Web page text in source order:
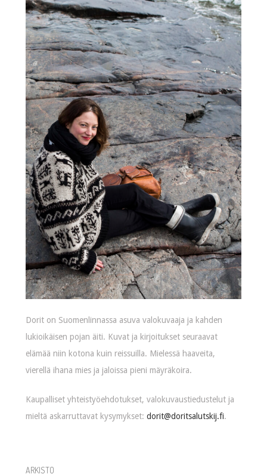
Dorit on Suomenlinnassa asuva valokuvaaja ja kahden
lukioikäisen pojan äiti. Kuvat ja kirjoitukset seuraavat
elämää niin kotona kuin reissuilla. Mielessä haaveita,
vierellä ihana mies ja jaloissa pieni mäyräkoira.
Kaupalliset yhteistyöehdotukset, valokuvaustiedustelut ja
mieltä askarruttavat kysymykset:dorit@doritsalutskij.fi.
ARKISTO